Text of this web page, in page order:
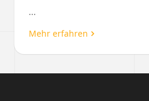
...
Mehr erfahren